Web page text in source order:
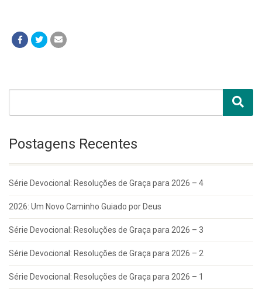
Postagens Recentes
Série Devocional: Resoluções de Graça para 2026 – 4
2026: Um Novo Caminho Guiado por Deus
Série Devocional: Resoluções de Graça para 2026 – 3
Série Devocional: Resoluções de Graça para 2026 – 2
Série Devocional: Resoluções de Graça para 2026 – 1